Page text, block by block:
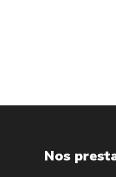
Nos